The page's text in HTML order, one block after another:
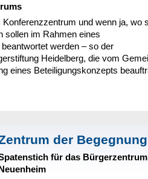
und wenn ja, wo
sollen im Rahmen eines
werden – so der
Heidelberg, die vom
eines Beteiligungskonzepts
der Begegnung
für das Bürgerzentrum